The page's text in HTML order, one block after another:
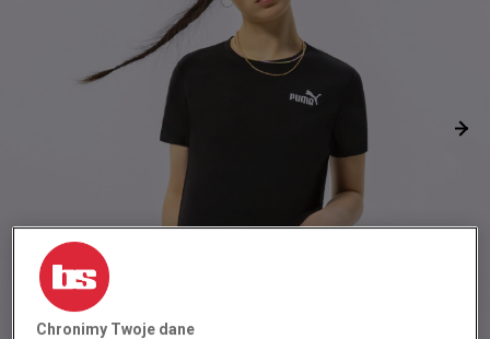
Chronimy Twoje dane